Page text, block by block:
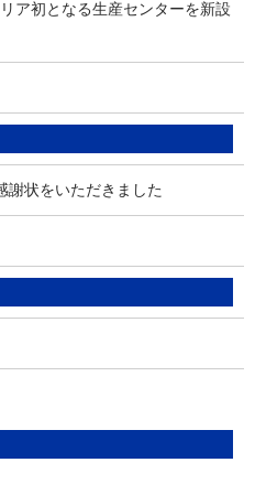
ア初となる生産センターを新設
謝状をいただきました